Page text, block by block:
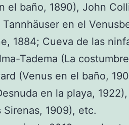
el baño, 1890), John
en el
1884; Cueva de las
Tadema (La
(Venus en el baño,
en la playa,
Sirenas, 1909), etc.